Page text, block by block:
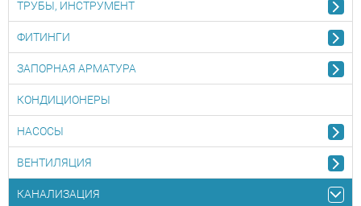
ТРУБЫ, ИНСТРУМЕНТ
ФИТИНГИ
ЗАПОРНАЯ АРМАТУРА
КОНДИЦИОНЕРЫ
НАСОСЫ
ВЕНТИЛЯЦИЯ
КАНАЛИЗАЦИЯ